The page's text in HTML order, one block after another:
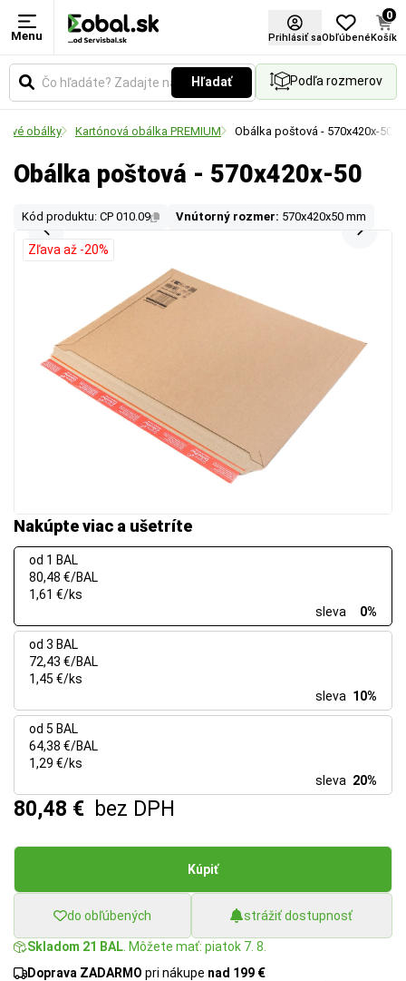
Menu Prihlásiť saObľúbené
0
Košík
Hľadať Podľa rozmerov
obálky Kartónová obálka PREMIUM Obálka poštová - 570x420x-50
Obálka poštová - 570x420x-50
Kód produktu: CP 010.09 Vnútorný rozmer: 570x420x50 mm
Nakúpte viac a ušetríte
od 1 BAL
80,48 €/BAL
1,61 €/ks
sleva
0%
od 3 BAL
72,43 €/BAL
1,45 €/ks
sleva 10%
od 5 BAL
64,38 €/BAL
1,29 €/ks
sleva 20%
80,48 € bez DPH
Kúpiť
do obľúbených strážiť dostupnosť
Skladom 21 BAL . Môžete mať: piatok 7. 8.
Doprava ZADARMO pri nákupe nad 199 €
Zľava až -20%